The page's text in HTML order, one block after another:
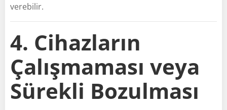
verebilir.
4. Cihazların
Çalışmaması veya
Sürekli Bozulması